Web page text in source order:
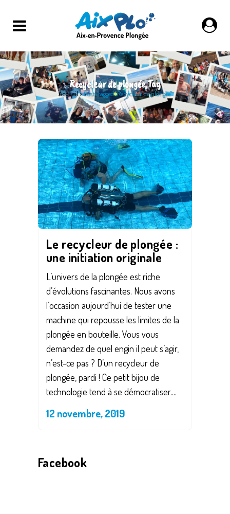
Recycleur de plongée Tag
Accueil>Posts tagged "Recycleur de plongée"
Le recycleur de plongée :
une initiation originale
L’univers de la plongée est riche
d’évolutions fascinantes. Nous avons
l’occasion aujourd’hui de tester une
machine qui repousse les limites de la
plongée en bouteille. Vous vous
demandez de quel engin il peut s’agir,
n’est-ce pas ? D’un recycleur de
plongée, pardi ! Ce petit bijou de
technologie tend à se démocratiser....
12 novembre, 2019
Facebook